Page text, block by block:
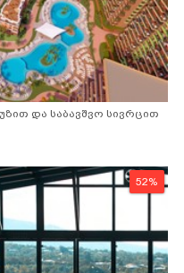
და საბავშვო სივრცით
52%